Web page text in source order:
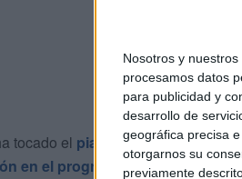
Nosotros y nuestros
procesamos datos
para publicidad y
desarrollo de
geográfica precisa
otorgarnos su
previamente
tocado el piano el ceutí Miguel
en el programa ‘Idol Kids’ y se